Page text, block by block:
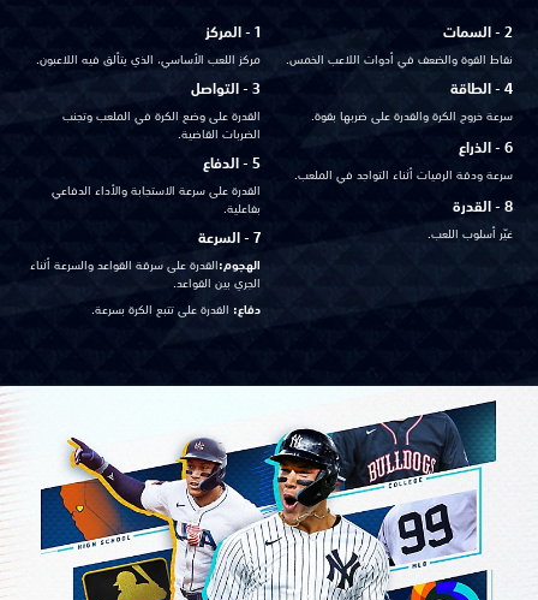
مركز اللعب الأساسي، الذي يتألق فيه اللاعبون.
القدرة على وضع الكرة في الملعب وتجنب
الضربات القاضية.
القدرة على سرعة الاستجابة والأداء الدفاعي
بفاعلية.
الهجوم:القدرة على سرقة القواعد والسرعة أثناء
الجري بين القواعد.
دفاع:القدرة على تتبع الكرة بسرعة.
2 - السمات
نقاط القوة والضعف في أدوات اللاعب الخمس.
سرعة خروج الكرة والقدرة على ضربها بقوة.
سرعة ودقة الرميات أثناء التواجد في الملعب.
غيّر أسلوب اللعب.